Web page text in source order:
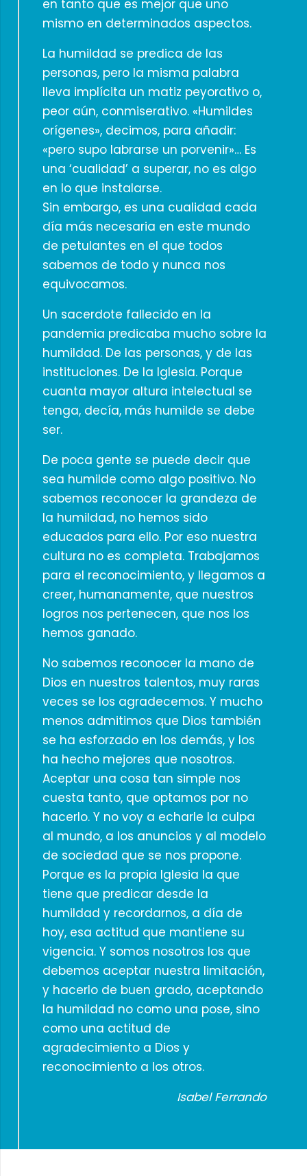
en tanto que es mejor que uno
mismo en determinados aspectos.
La humildad se predica de las
personas, pero la misma palabra
lleva implícita un matiz peyorativo o,
peor aún, conmiserativo. «Humildes
orígenes», decimos, para añadir:
«pero supo labrarse un porvenir»… Es
una ‘cualidad’ a superar, no es algo
en lo que instalarse.
Sin embargo, es una cualidad cada
día más necesaria en este mundo
de petulantes en el que todos
sabemos de todo y nunca nos
equivocamos.
Un sacerdote fallecido en la
pandemia predicaba mucho sobre la
humildad. De las personas, y de las
instituciones. De la Iglesia. Porque
cuanta mayor altura intelectual se
tenga, decía, más humilde se debe
ser.
De poca gente se puede decir que
sea humilde como algo positivo. No
sabemos reconocer la grandeza de
la humildad, no hemos sido
educados para ello. Por eso nuestra
cultura no es completa. Trabajamos
para el reconocimiento, y llegamos a
creer, humanamente, que nuestros
logros nos pertenecen, que nos los
hemos ganado.
No sabemos reconocer la mano de
Dios en nuestros talentos, muy raras
veces se los agradecemos. Y mucho
menos admitimos que Dios también
se ha esforzado en los demás, y los
ha hecho mejores que nosotros.
Aceptar una cosa tan simple nos
cuesta tanto, que optamos por no
hacerlo. Y no voy a echarle la culpa
al mundo, a los anuncios y al modelo
de sociedad que se nos propone.
Porque es la propia Iglesia la que
tiene que predicar desde la
humildad y recordarnos, a día de
hoy, esa actitud que mantiene su
vigencia. Y somos nosotros los que
debemos aceptar nuestra limitación,
y hacerlo de buen grado, aceptando
la humildad no como una pose, sino
como una actitud de
agradecimiento a Dios y
reconocimiento a los otros.
Isabel Ferrando